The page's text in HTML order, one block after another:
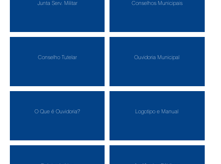
Junta Serv. Militar Conselhos Municipais
Conselho Tutelar Ouvidoria Municipal
O Que é Ouvidoria? Logotipo e Manual